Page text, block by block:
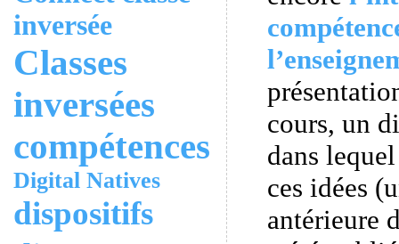
inversée
Classes
inversées
compétences
Digital Natives
dispositifs
cours, un
dans
ces idées
antérieure